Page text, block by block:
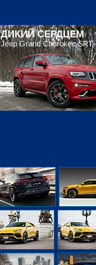
ДИКИЙ СЕРДЦЕМ
Jeep Grand Cherokee SRT